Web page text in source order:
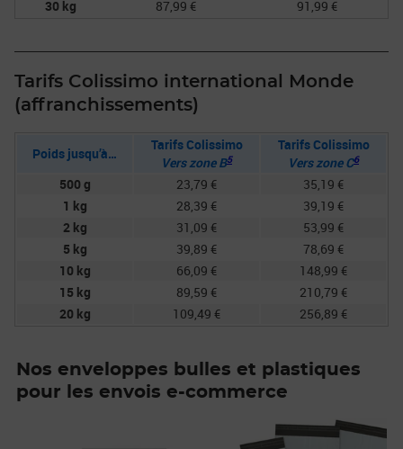
30 kg
87,99 € 91,99 €
Tarifs Colissimo international Monde
(affranchissements)
Poids jusqu’à…
Tarifs Colissimo
Vers zone B5
Tarifs Colissimo
Vers zone C6
500 g 23,79 €
35,19 €
1 kg
28,39 €
39,19 €
2 kg
31,09 €
53,99 €
5 kg
39,89 €
78,69 €
10 kg
66,09 €
148,99 €
15 kg
89,59 €
210,79 €
20 kg
109,49 € 256,89 €
Nos enveloppes bulles et plastiques
pour les envois e-commerce
Prix 10,90€